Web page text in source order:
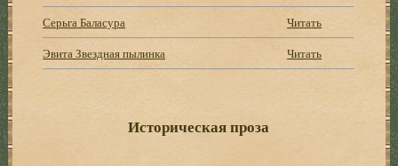
Серьга Баласура
Читать
Эвита Звездная пылинка
Читать
Историческая проза